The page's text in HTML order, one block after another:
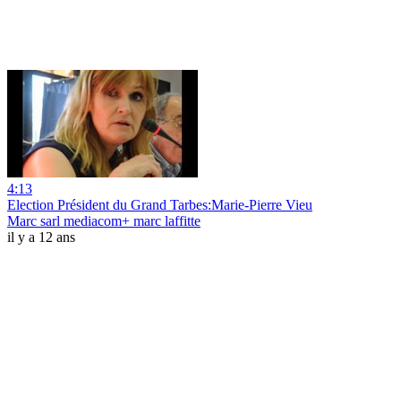
4:13
Election Président du Grand Tarbes:Marie-Pierre Vieu
Marc sarl mediacom+ marc laffitte
il y a 12 ans